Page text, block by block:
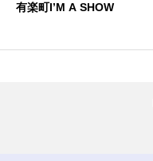
有楽町I’M A SHOW